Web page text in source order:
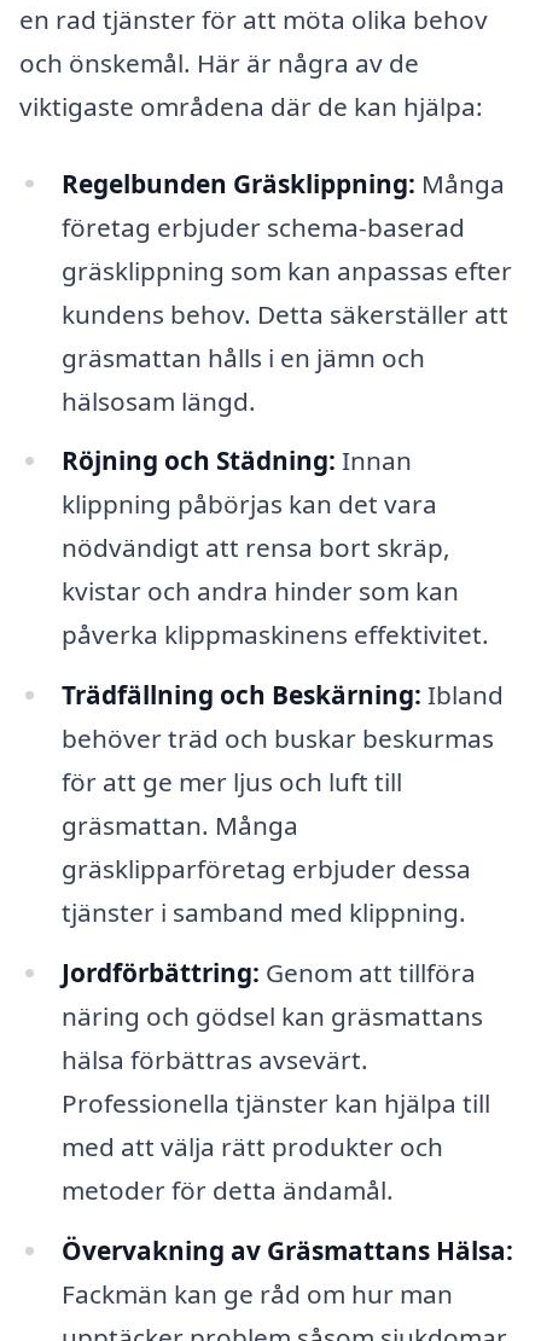
en rad tjänster för att möta olika behov
och önskemål. Här är några av de
viktigaste områdena där de kan hjälpa:
Regelbunden Gräsklippning: Många
företag erbjuder schema-baserad
gräsklippning som kan anpassas efter
kundens behov. Detta säkerställer att
gräsmattan hålls i en jämn och
hälsosam längd.
Röjning och Städning: Innan
klippning påbörjas kan det vara
nödvändigt att rensa bort skräp,
kvistar och andra hinder som kan
påverka klippmaskinens effektivitet.
Trädfällning och Beskärning: Ibland
behöver träd och buskar beskurmas
för att ge mer ljus och luft till
gräsmattan. Många
gräsklipparföretag erbjuder dessa
tjänster i samband med klippning.
Jordförbättring: Genom att tillföra
näring och gödsel kan gräsmattans
hälsa förbättras avsevärt.
Professionella tjänster kan hjälpa till
med att välja rätt produkter och
metoder för detta ändamål.
Övervakning av Gräsmattans Hälsa:
Fackmän kan ge råd om hur man